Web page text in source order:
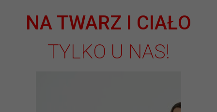
NA TWARZ I CIAŁO
TYLKO U NAS!